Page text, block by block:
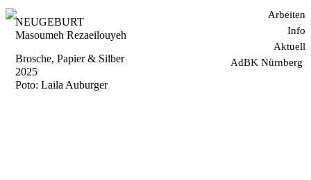
Arbeiten
Info
Aktuell
AdBK Nürnberg
NEUGEBURT
Masoumeh Rezaeilouyeh
Brosche, Papier & Silber
2025
Poto: Laila Auburger